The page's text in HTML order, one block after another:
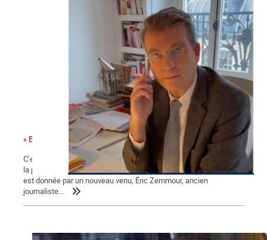
« Bonjour Jean-Luc, c’est Arnaud Montebourg »
C’est une campagne présidentielle encore plus nauséabonde que
la précédente. Une campagne « à droite toute » dont la mesure
est donnée par un nouveau venu, Éric Zemmour, ancien
journaliste...